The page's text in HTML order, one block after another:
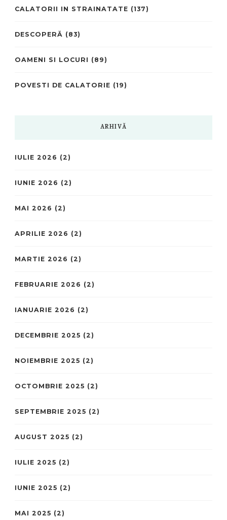
CALATORII IN STRAINATATE (137)
DESCOPERĂ (83)
OAMENI SI LOCURI (89)
POVESTI DE CALATORIE (19)
ARHIVĂ
IULIE 2026 (2)
IUNIE 2026 (2)
MAI 2026 (2)
APRILIE 2026 (2)
MARTIE 2026 (2)
FEBRUARIE 2026 (2)
IANUARIE 2026 (2)
DECEMBRIE 2025 (2)
NOIEMBRIE 2025 (2)
OCTOMBRIE 2025 (2)
SEPTEMBRIE 2025 (2)
AUGUST 2025 (2)
IULIE 2025 (2)
IUNIE 2025 (2)
MAI 2025 (2)